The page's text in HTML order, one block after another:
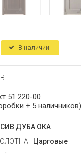
В наличии
51 220-00
+ 5 наличников)
ДУБА ОКА
Царговые